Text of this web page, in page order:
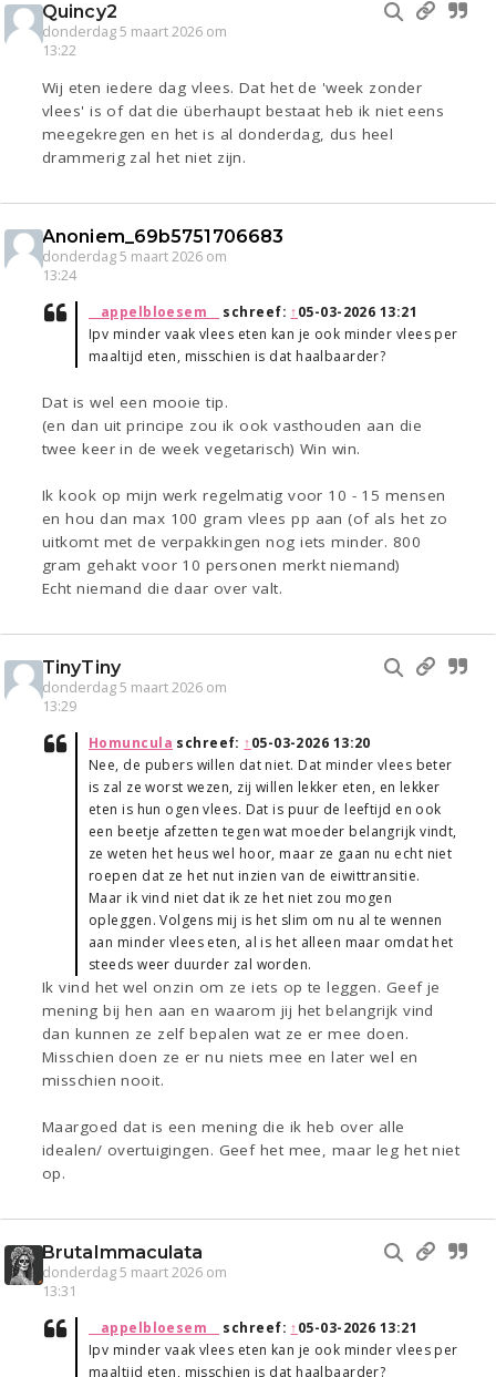
Quincy2
donderdag 5 maart 2026 om
13:22
Wij eten iedere dag vlees. Dat het de 'week zonder
vlees' is of dat die überhaupt bestaat heb ik niet eens
meegekregen en het is al donderdag, dus heel
drammerig zal het niet zijn.
Anoniem_69b5751706683
donderdag 5 maart 2026 om
13:24
__appelbloesem__
schreef: ↑05-03-2026 13:21
Ipv minder vaak vlees eten kan je ook minder vlees per
maaltijd eten, misschien is dat haalbaarder?
Dat is wel een mooie tip.
(en dan uit principe zou ik ook vasthouden aan die
twee keer in de week vegetarisch) Win win.
Ik kook op mijn werk regelmatig voor 10 - 15 mensen
en hou dan max 100 gram vlees pp aan (of als het zo
uitkomt met de verpakkingen nog iets minder. 800
gram gehakt voor 10 personen merkt niemand)
Echt niemand die daar over valt.
TinyTiny
donderdag 5 maart 2026 om
13:29
Homuncula schreef: ↑05-03-2026 13:20
Nee, de pubers willen dat niet. Dat minder vlees beter
is zal ze worst wezen, zij willen lekker eten, en lekker
eten is hun ogen vlees. Dat is puur de leeftijd en ook
een beetje afzetten tegen wat moeder belangrijk vindt,
ze weten het heus wel hoor, maar ze gaan nu echt niet
roepen dat ze het nut inzien van de eiwittransitie.
Maar ik vind niet dat ik ze het niet zou mogen
opleggen. Volgens mij is het slim om nu al te wennen
aan minder vlees eten, al is het alleen maar omdat het
steeds weer duurder zal worden.
Ik vind het wel onzin om ze iets op te leggen. Geef je
mening bij hen aan en waarom jij het belangrijk vind
dan kunnen ze zelf bepalen wat ze er mee doen.
Misschien doen ze er nu niets mee en later wel en
misschien nooit.
Maargoed dat is een mening die ik heb over alle
idealen/ overtuigingen. Geef het mee, maar leg het niet
op.
BrutaImmaculata
donderdag 5 maart 2026 om
13:31
__appelbloesem__
schreef: ↑05-03-2026 13:21
Ipv minder vaak vlees eten kan je ook minder vlees per
maaltijd eten, misschien is dat haalbaarder?